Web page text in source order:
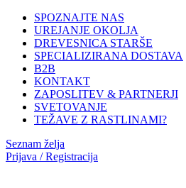
SPOZNAJTE NAS
UREJANJE OKOLJA
DREVESNICA STARŠE
SPECIALIZIRANA DOSTAVA
B2B
KONTAKT
ZAPOSLITEV & PARTNERJI
SVETOVANJE
TEŽAVE Z RASTLINAMI?
Seznam želja
Prijava / Registracija